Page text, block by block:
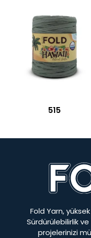
515
Fold Yarn,
Sürdürülebilirlik
projelerinizi